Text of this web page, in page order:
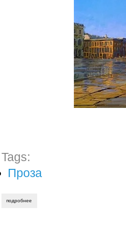
Tags:
Проза
подробнее